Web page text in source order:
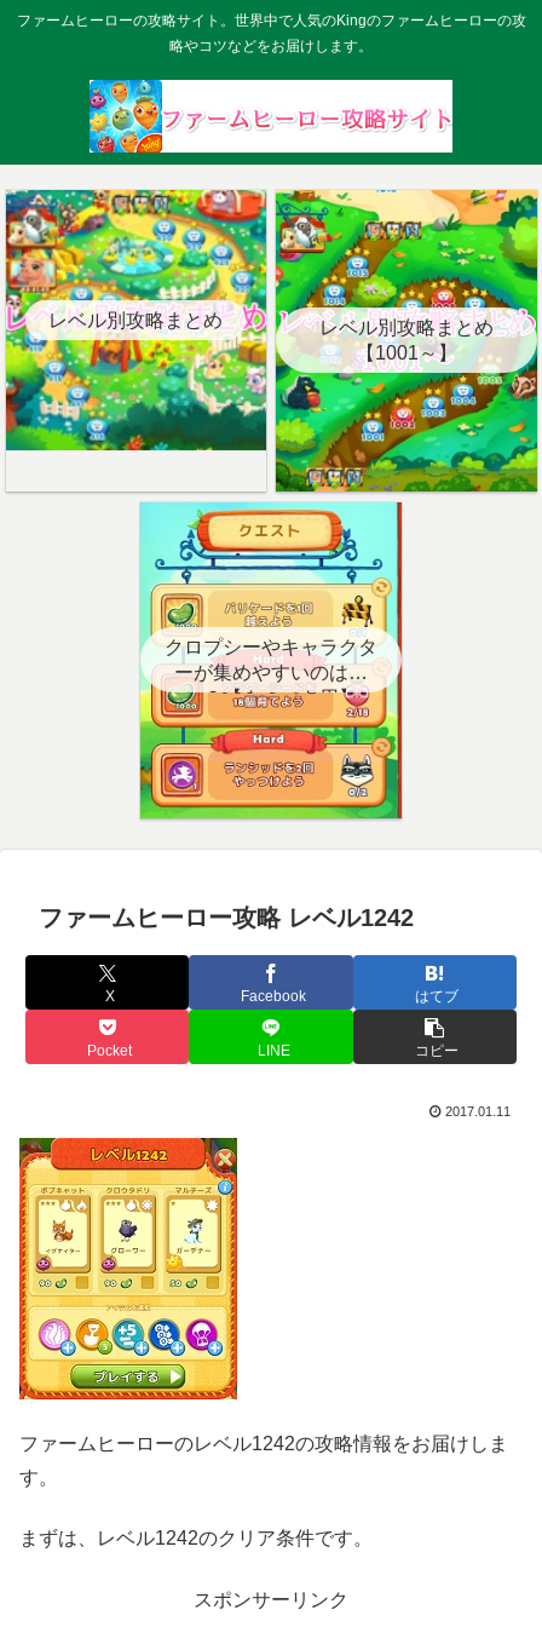
ファームヒーローの攻略サイト。世界中で人気のKingのファームヒーローの攻
略やコツなどをお届けします。
レベル別攻略まとめ
レベル別攻略まとめ
【1001～】
クロプシーやキャラクタ
ーが集めやすいのはど
こ？【クエスト用】
ファームヒーロー攻略 レベル1242
X Facebook はてブ
Pocket LINE コピー
2017.01.11
ファームヒーローのレベル1242の攻略情報をお届けしま
す。
まずは、レベル1242のクリア条件です。
スポンサーリンク